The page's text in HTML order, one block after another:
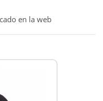
en la web